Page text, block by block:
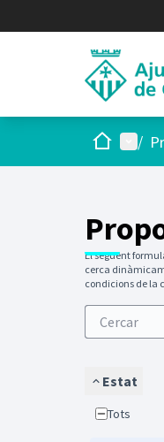
Inici Menú
/
El següent
cerca
condicions de la
Estat
Tots